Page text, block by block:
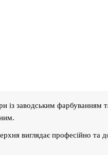
із заводським фарбуванням
виглядає професійно та